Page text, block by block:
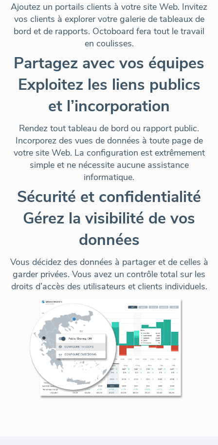
Ajoutez un portails clients à votre site Web. Invitez
vos clients à explorer votre galerie de tableaux de
bord et de rapports. Octoboard fera tout le travail
en coulisses.
Partagez avec vos équipes
Exploitez les liens publics
et l’incorporation
Rendez tout tableau de bord ou rapport public.
Incorporez des vues de données à toute page de
votre site Web. La configuration est extrêmement
simple et ne nécessite aucune assistance
informatique.
Sécurité et confidentialité
Gérez la visibilité de vos
données
Vous décidez des données à partager et de celles à
garder privées. Vous avez un contrôle total sur les
droits d’accès des utilisateurs et clients individuels.